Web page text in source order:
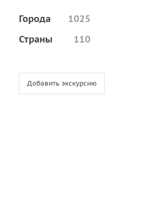
Города
1025
Страны
110
Добавить экскурсию